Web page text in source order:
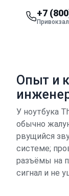
+7
Опыт и
У ноутбука
обычно
рвущийся
системе;
разъёмы на
сигнал и не